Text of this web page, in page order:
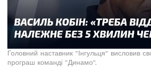
Головний наставник "Інгульця" висловив
програш команді "Динамо".